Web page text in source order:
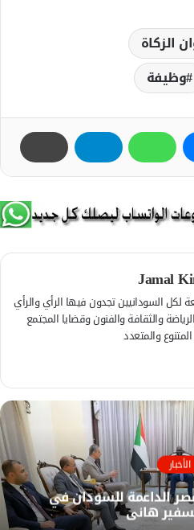
الزكاة
وظيفة
Jamal
لكل السودانيين تجدون فيها الرأي والرأي
والثقافة والفنون وقضايا المجتمع
والمتعدد
م
و
ق
ع
ا
ل
و
ي
س
ب
و
ك الأخبار
الداعمة للسودان في
هاني